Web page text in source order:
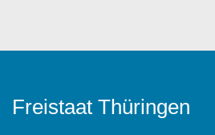
Freistaat Thüringen